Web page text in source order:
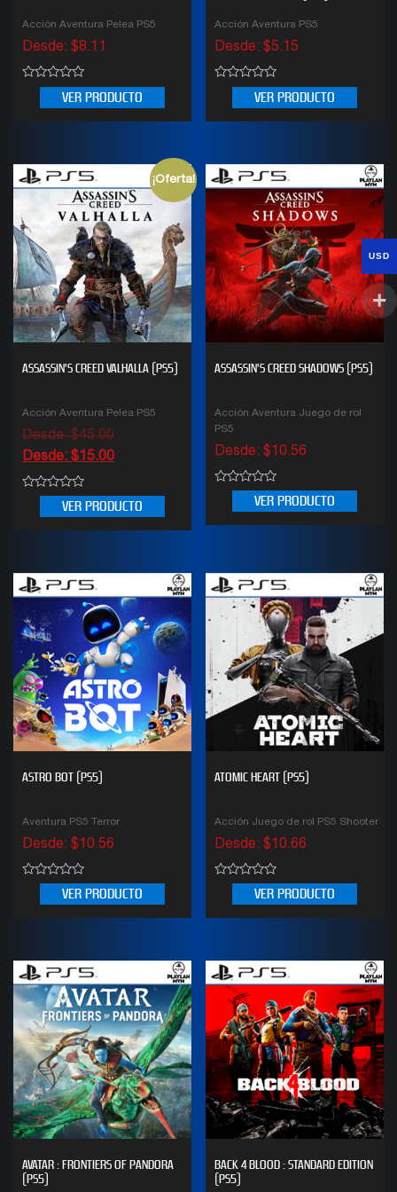
Acción Aventura Pelea PS5
Desde: $8.11
VER PRODUCTO
Acción Aventura PS5
Desde:$5.15
5
VER PRODUCTO
¡Oferta!
ASSASSIN’S CREED VALHALLA (PS5)
Acción Aventura Pelea PS5
Desde:$45.00
Desde: $15.00
VER PRODUCTO
ASSASSIN’S CREED SHADOWS (PS5)
Acción Aventura Juego de rol
PS5
Desde:$10.56
5
VER PRODUCTO
ASTRO BOT (PS5)
Aventura PS5 Terror
Desde: $10.56
VER PRODUCTO
ATOMIC HEART (PS5)
Acción Juego de rol PS5 Shooter
Desde:$10.66
5
VER PRODUCTO
AVATAR : FRONTIERS OF PANDORA
(PS5)
BACK 4 BLOOD : STANDARD EDITION
(PS5)
USD